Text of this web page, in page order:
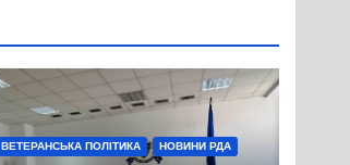
ВЕТЕРАНСЬКА ПОЛІТИКА НОВИНИ РДА